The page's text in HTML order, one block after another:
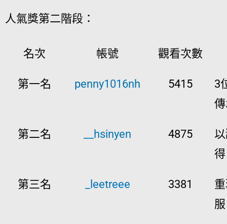
人氣獎第二階段：
名次 帳號 觀看次數
第一名 penny1016nh 5415
3
第二名 __hsinyen 4875
第三名 _leetreee 3381